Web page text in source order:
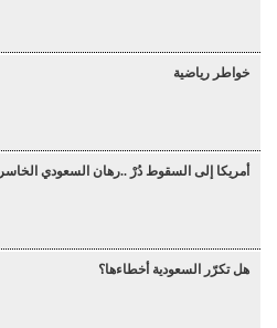
خواطر رياضية
أمريكا إلى السقوط دُرْ ..رهان السعودي الخاسر
هل تكرّر السعودية أخطاءها؟